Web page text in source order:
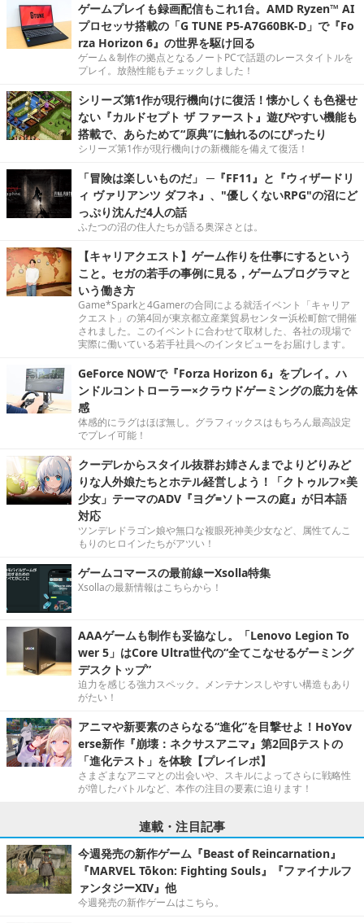
ゲームプレイも録画配信もこれ1台。AMD Ryzen™ AI
プロセッサ搭載の「G TUNE P5-A7G60BK-D」で『Fo
rza Horizon 6』の世界を駆け回る
ゲーム＆制作の拠点となるノートPCで話題のレースタイトルを
プレイ。放熱性能もチェックしました！
シリーズ第1作が現行機向けに復活！懐かしくも色褪せ
ない『カルドセプト ザ ファースト』遊びやすい機能も
搭載で、あらためて“原典”に触れるのにぴったり
シリーズ第1作が現行機向けの新機能を備えて復活！
「冒険は楽しいものだ」 ─『FF11』と『ウィザードリ
ィ ヴァリアンツ ダフネ』、"優しくないRPG"の沼にど
っぷり沈んだ4人の話
ふたつの沼の住人たちが語る奥深さとは。
【キャリアクエスト】ゲーム作りを仕事にするという
こと。セガの若手の事例に見る，ゲームプログラマと
いう働き方
Game*Sparkと4Gamerの合同による就活イベント「キャリア
クエスト」の第4回が東京都立産業貿易センター浜松町館で開催
されました。このイベントに合わせて取材した、各社の現場で
実際に働いている若手社員へのインタビューをお届けします。
GeForce NOWで『Forza Horizon 6』をプレイ。ハ
ンドルコントローラー×クラウドゲーミングの底力を体
感
体感的にラグはほぼ無し。グラフィックスはもちろん最高設定
でプレイ可能！
クーデレからスタイル抜群お姉さんまでよりどりみど
りな人外娘たちとホテル経営しよう！「クトゥルフ×美
少女」テーマのADV『ヨグ=ソトースの庭』が日本語
対応
ツンデレドラゴン娘や無口な複眼死神美少女など、属性てんこ
もりのヒロインたちがアツい！
ゲームコマースの最前線ーXsolla特集
Xsollaの最新情報はこちらから！
AAAゲームも制作も妥協なし。「Lenovo Legion To
wer 5」はCore Ultra世代の“全てこなせるゲーミング
デスクトップ”
迫力を感じる強力スペック。メンテナンスしやすい構造もあり
がたい！
アニマや新要素のさらなる“進化”を目撃せよ！HoYov
erse新作『崩壊：ネクサスアニマ』第2回βテストの
「進化テスト」を体験【プレイレポ】
さまざまなアニマとの出会いや、スキルによってさらに戦略性
が増したバトルなど、本作の注目の要素に迫ります！
連載・注目記事
今週発売の新作ゲーム『Beast of Reincarnation』
『MARVEL Tōkon: Fighting Souls』『ファイナルフ
ァンタジーXIV』他
今週発売の新作ゲームはこちら。